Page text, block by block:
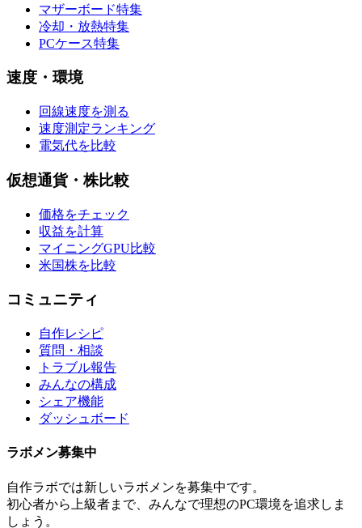
マザーボード特集
冷却・放熱特集
PCケース特集
速度・環境
回線速度を測る
速度測定ランキング
電気代を比較
仮想通貨・株比較
価格をチェック
収益を計算
マイニングGPU比較
米国株を比較
コミュニティ
自作レシピ
質問・相談
トラブル報告
みんなの構成
シェア機能
ダッシュボード
ラボメン募集中
自作ラボでは新しいラボメンを募集中です。
初心者から上級者まで、みんなで理想のPC環境を追求しま
しょう。